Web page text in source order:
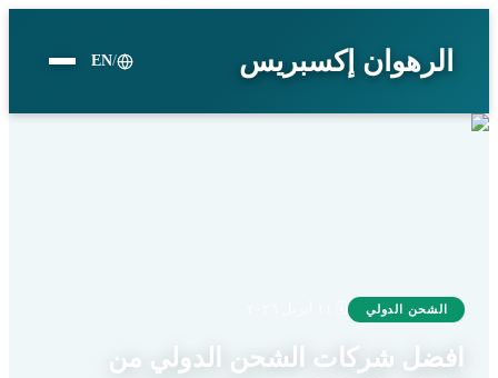
الرهوان إكسبريس /
EN
الشحن الدولي
افضل شركات الشحن الدولي من